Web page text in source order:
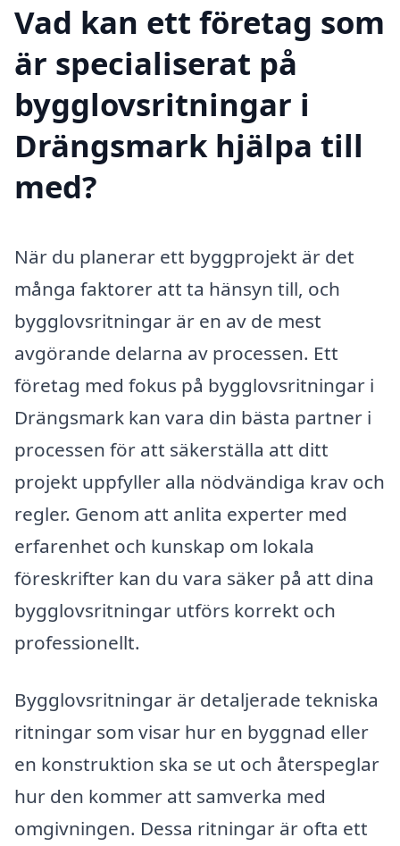
Vad kan ett företag som
är specialiserat på
bygglovsritningar i
Drängsmark hjälpa till
med?
När du planerar ett byggprojekt är det
många faktorer att ta hänsyn till, och
bygglovsritningar är en av de mest
avgörande delarna av processen. Ett
företag med fokus på bygglovsritningar i
Drängsmark kan vara din bästa partner i
processen för att säkerställa att ditt
projekt uppfyller alla nödvändiga krav och
regler. Genom att anlita experter med
erfarenhet och kunskap om lokala
föreskrifter kan du vara säker på att dina
bygglovsritningar utförs korrekt och
professionellt.
Bygglovsritningar är detaljerade tekniska
ritningar som visar hur en byggnad eller
en konstruktion ska se ut och återspeglar
hur den kommer att samverka med
omgivningen. Dessa ritningar är ofta ett